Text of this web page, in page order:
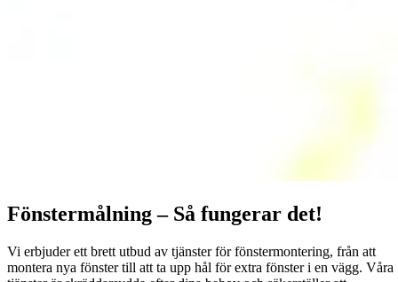
Fönstermålning – Så fungerar det!
Vi erbjuder ett brett utbud av tjänster för fönstermontering, från att
montera nya fönster till att ta upp hål för extra fönster i en vägg. Våra